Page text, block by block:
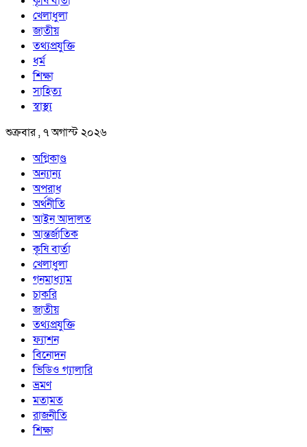
খেলাধুলা
জাতীয়
তথ্যপ্রযুক্তি
ধর্ম
শিক্ষা
সাহিত্য
স্বাস্থ্য
শুক্রবার , ৭ অগাস্ট ২০২৬
অগ্নিকাণ্ড
অন্যান্য
অপরাধ
অর্থনীতি
আইন আদালত
আন্তর্জাতিক
কৃষি বার্তা
খেলাধুলা
গনমাধ্যাম
চাকরি
জাতীয়
তথ্যপ্রযুক্তি
ফ্যাশন
বিনোদন
ভিডিও গ্যালারি
ভ্রমণ
মতামত
রাজনীতি
শিক্ষা